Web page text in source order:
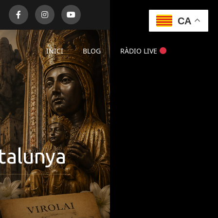
INICI BLOG RÀDIO LIVE
CA